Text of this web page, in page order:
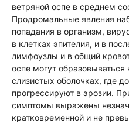
ветряной оспе в среднем
Продромальные явления
попадания в организм,
в клетках эпителия, и в
лимфоузлы и в общий
оспе могут образовываться
слизистых оболочках, где
прогрессируют в эрозии.
симптомы выражены
кратковременной и не